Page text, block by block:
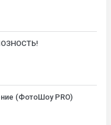
(ФотоШоу PRO)